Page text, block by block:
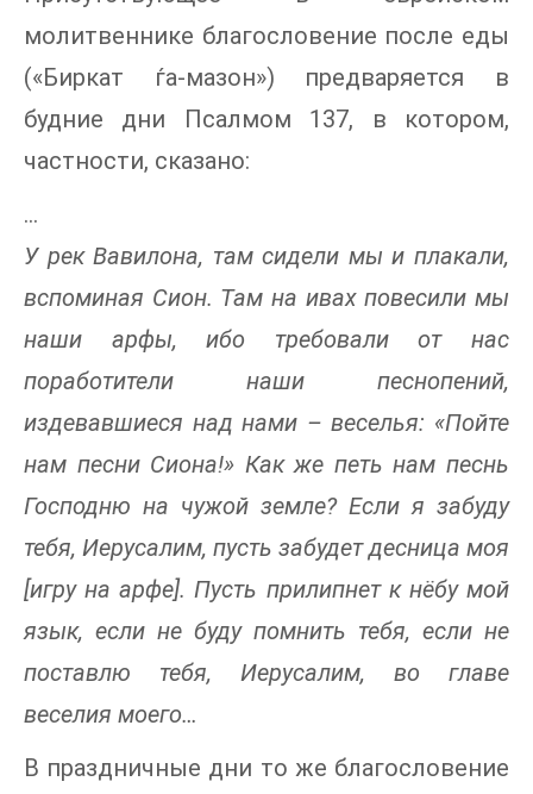
молитвеннике благословение после еды
(«Биркат ѓа-мазон») предваряется в
будние дни Псалмом 137, в котором,
частности, сказано:
...
У рек Вавилона, там сидели мы и плакали,
вспоминая Сион. Там на ивах повесили мы
наши арфы, ибо требовали от нас
поработители наши песнопений,
издевавшиеся над нами – веселья: «Пойте
нам песни Сиона!» Как же петь нам песнь
Господню на чужой земле? Если я забуду
тебя, Иерусалим, пусть забудет десница моя
[игру на арфе]. Пусть прилипнет к нёбу мой
язык, если не буду помнить тебя, если не
поставлю тебя, Иерусалим, во главе
веселия моего…
В праздничные дни то же благословение